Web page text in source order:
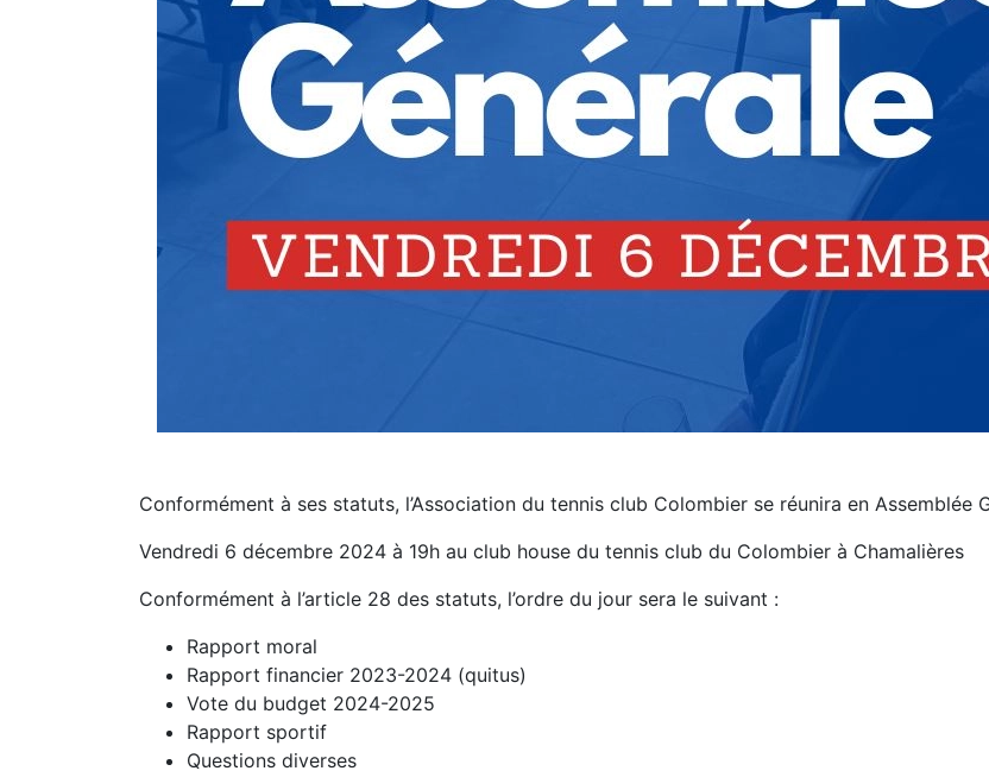
Conformément à ses statuts, l’Association du tennis club Colombier se réunira en Assemblée
Vendredi 6 décembre 2024 à 19h au club house du tennis club du Colombier à Chamalières
Conformément à l’article 28 des statuts, l’ordre du jour sera le suivant :
Rapport moral
Rapport financier 2023-2024 (quitus)
Vote du budget 2024-2025
Rapport sportif
Questions diverses